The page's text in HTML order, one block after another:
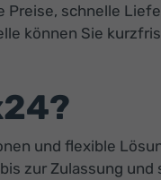
schnelle
können Sie
und flexible
zur Zulassung